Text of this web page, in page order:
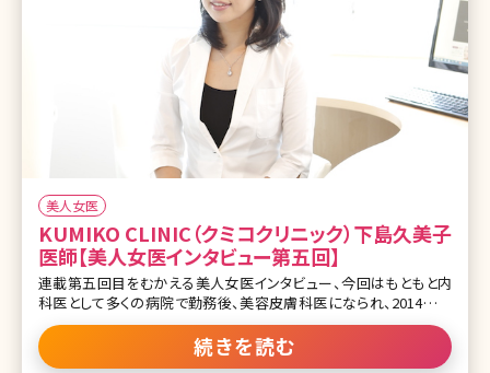
美人女医
KUMIKO CLINIC（クミコクリニック）下島久美子
医師【美人女医インタビュー第五回】
連載第五回目をむかえる美人女医インタビュー、今回はもともと内
科医として多くの病院で勤務後、美容皮膚科医になられ、2014年に
東京・日比谷に美容皮膚科・医療痩身をメインとするKUMIKO
CLINIC（クミコクリニック）を開設された、院長の下島久美子先生で
す。 美容皮膚科に携わろうと思った想い、医療として美を提供する側
続きを読む